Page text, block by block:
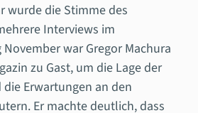
wurde die Stimme des
Interviews im
war Gregor Machura
zu Gast, um die Lage der
Erwartungen an den
Er machte deutlich, dass